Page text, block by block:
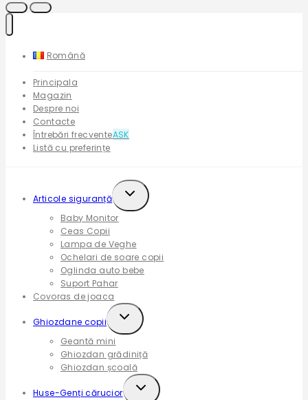
Română
Principala
Magazin
Despre noi
Contacte
Întrebări frecventeASK
Listă cu preferințe
Articole siguranță
Expand
Baby Monitor
Ceas Copii
Lampa de Veghe
Ochelari de soare copii
Oglinda auto bebe
Suport Pahar
Covoras de joaca
Ghiozdane copii
Expand
Geantă mini
Ghiozdan grădiniță
Ghiozdan școală
Huse-Genți cărucior
Expand